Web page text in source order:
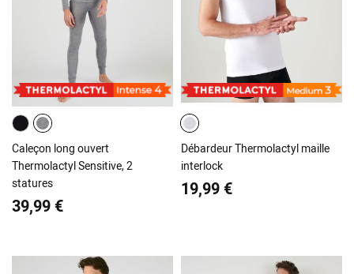
Caleçon long ouvert
Thermolactyl Sensitive, 2
statures
39,99 €
Débardeur Thermolactyl maille
interlock
19,99 €